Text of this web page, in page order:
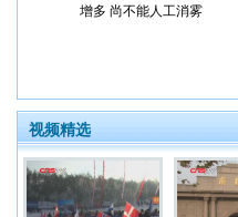
增多 尚不能人工消雾
视频精选